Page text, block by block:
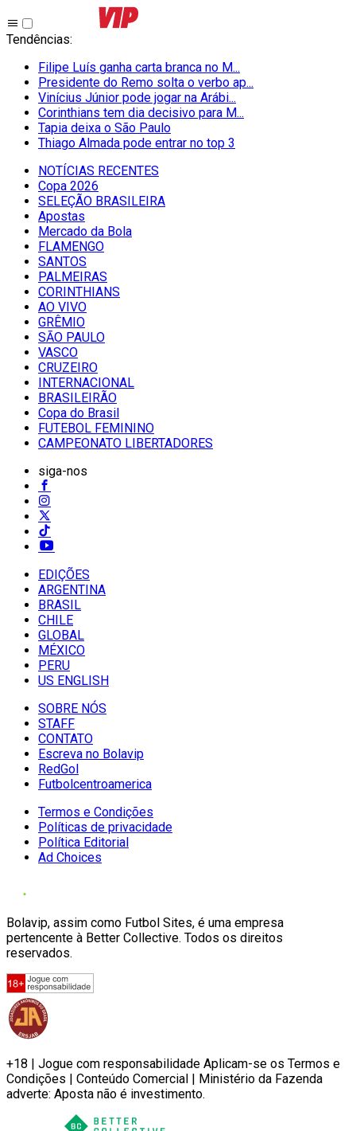
Tendências:
Filipe Luís ganha carta branca no M...
Presidente do Remo solta o verbo ap...
Vinícius Júnior pode jogar na Arábi...
Corinthians tem dia decisivo para M...
Tapia deixa o São Paulo
Thiago Almada pode entrar no top 3
NOTÍCIAS RECENTES
Copa 2026
SELEÇÃO BRASILEIRA
Apostas
Mercado da Bola
FLAMENGO
SANTOS
PALMEIRAS
CORINTHIANS
AO VIVO
GRÊMIO
SĀO PAULO
VASCO
CRUZEIRO
INTERNACIONAL
BRASILEIRÃO
Copa do Brasil
FUTEBOL FEMININO
CAMPEONATO LIBERTADORES
siga-nos
EDIÇÕES
ARGENTINA
BRASIL
CHILE
GLOBAL
MÉXICO
PERU
US ENGLISH
SOBRE NÓS
STAFF
CONTATO
Escreva no Bolavip
RedGol
Futbolcentroamerica
Termos e Condições
Políticas de privacidade
Política Editorial
Ad Choices
Bolavip, assim como Futbol Sites, é uma empresa
pertencente à Better Collective. Todos os direitos
reservados.
+18 | Jogue com responsabilidade Aplicam-se os Termos e
Condições | Conteúdo Comercial | Ministério da Fazenda
adverte: Aposta não é investimento.